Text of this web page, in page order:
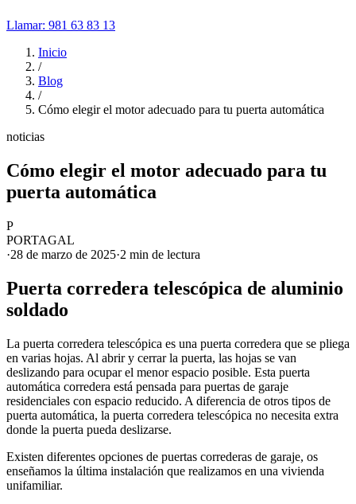
Llamar: 981 63 83 13
Inicio
/
Blog
/
Cómo elegir el motor adecuado para tu puerta automática
noticias
Cómo elegir el motor adecuado para tu
puerta automática
P
PORTAGAL
·28 de marzo de 2025·2 min de lectura
Puerta corredera telescópica de aluminio
soldado
La puerta corredera telescópica es una puerta corredera que se pliega
en varias hojas. Al abrir y cerrar la puerta, las hojas se van
deslizando para ocupar el menor espacio posible. Esta puerta
automática corredera está pensada para puertas de garaje
residenciales con espacio reducido. A diferencia de otros tipos de
puerta automática, la puerta corredera telescópica no necesita extra
donde la puerta pueda deslizarse.
Existen diferentes opciones de puertas correderas de garaje, os
enseñamos la última instalación que realizamos en una vivienda
unifamiliar.